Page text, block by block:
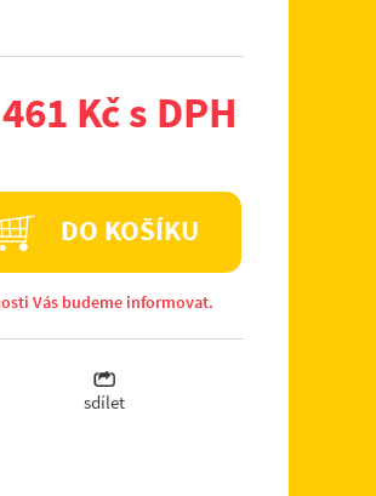
461 Kč s DPH
DO KOŠÍKU
Vás budeme informovat.
sdílet